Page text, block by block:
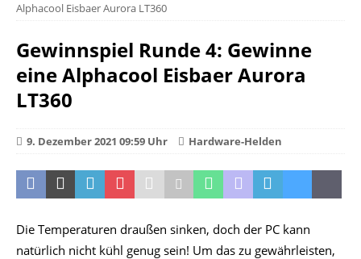
Alphacool Eisbaer Aurora LT360
Gewinnspiel Runde 4: Gewinne
eine Alphacool Eisbaer Aurora
LT360
9. Dezember 2021 09:59 Uhr Hardware-Helden
Die Temperaturen draußen sinken, doch der PC kann
natürlich nicht kühl genug sein! Um das zu gewährleisten,